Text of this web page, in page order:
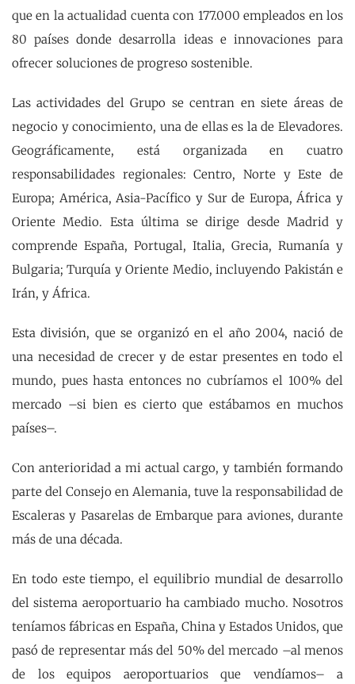
que en la actualidad cuenta con 177.000 empleados en los
80 países donde desarrolla ideas e innovaciones para
ofrecer soluciones de progreso sostenible.
Las actividades del Grupo se centran en siete áreas de
negocio y conocimiento, una de ellas es la de Elevadores.
Geográficamente, está organizada en cuatro
responsabilidades regionales: Centro, Norte y Este de
Europa; América, Asia-Pacífico y Sur de Europa, África y
Oriente Medio. Esta última se dirige desde Madrid y
comprende España, Portugal, Italia, Grecia, Rumanía y
Bulgaria; Turquía y Oriente Medio, incluyendo Pakistán e
Irán, y África.
Esta división, que se organizó en el año 2004, nació de
una necesidad de crecer y de estar presentes en todo el
mundo, pues hasta entonces no cubríamos el 100% del
mercado –si bien es cierto que estábamos en muchos
países–.
Con anterioridad a mi actual cargo, y también formando
parte del Consejo en Alemania, tuve la responsabilidad de
Escaleras y Pasarelas de Embarque para aviones, durante
más de una década.
En todo este tiempo, el equilibrio mundial de desarrollo
del sistema aeroportuario ha cambiado mucho. Nosotros
teníamos fábricas en España, China y Estados Unidos, que
pasó de representar más del 50% del mercado –al menos
de los equipos aeroportuarios que vendíamos– a